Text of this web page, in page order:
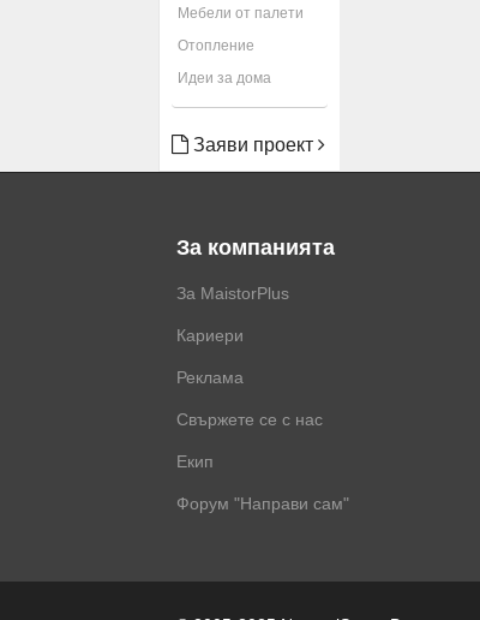
Мебели от палети
Отопление
Идеи за дома
Заяви проект
За компанията
За MaistorPlus
Кариери
Реклама
Свържете се с нас
Екип
Форум "Направи сам"